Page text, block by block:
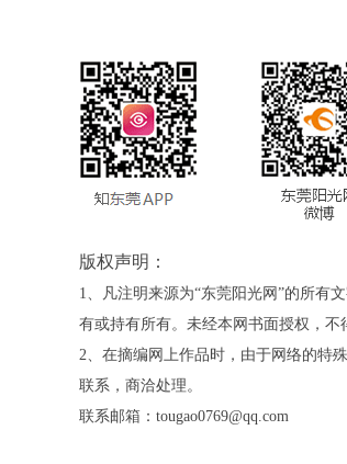
版权声明：
1、凡注明来源为“东莞阳光网”的所有
有或持有所有。未经本网书面授权，不
2、在摘编网上作品时，由于网络的特
联系，商洽处理。
联系邮箱：tougao0769@qq.com